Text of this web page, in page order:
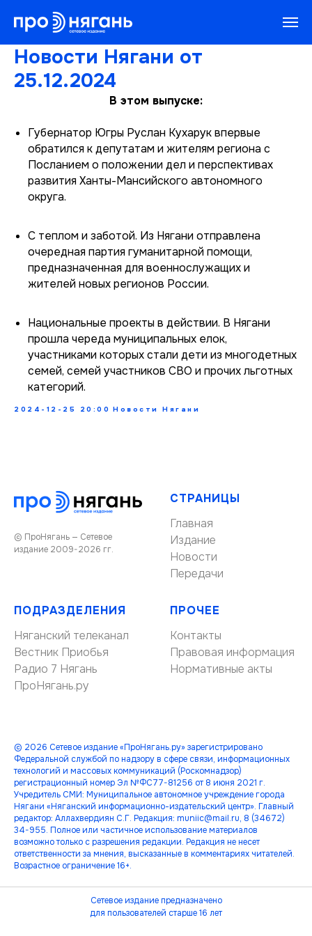
Новости Нягани от
25.12.2024
В этом выпуске:
Губернатор Югры Руслан Кухарук впервые
обратился к депутатам и жителям региона с
Посланием о положении дел и перспективах
развития Ханты-Мансийского автономного
округа.
С теплом и заботой. Из Нягани отправлена
очередная партия гуманитарной помощи,
предназначенная для военнослужащих и
жителей новых регионов России.
Национальные проекты в действии. В Нягани
прошла череда муниципальных елок,
участниками которых стали дети из многодетных
семей, семей участников СВО и прочих льготных
категорий.
2024-12-25 20:00 Новости Нягани
© ПроНягань — Сетевое
издание 2009-2026 гг.
СТРАНИЦЫ
Главная
Издание
Новости
Передачи
ПОДРАЗДЕЛЕНИЯ
Няганский телеканал
Вестник Приобья
Радио 7 Нягань
ПроНягань.ру
ПРОЧЕЕ
Контакты
Правовая информация
Нормативные акты
© 2026 Сетевое издание «ПроНягань.ру» зарегистрировано
Федеральной службой по надзору в сфере связи, информационных
технологий и массовых коммуникаций (Роскомнадзор)
регистрационный номер Эл №ФС77-81256 от 8 июня 2021 г.
Учредитель СМИ: Муниципальное автономное учреждение города
Нягани «Няганский информационно-издательский центр». Главный
редактор: Аллахвердиян С.Г. Редакция: muniic@mail.ru, 8 (34672)
34-955. Полное или частичное использование материалов
возможно только с разрешения редакции. Редакция не несет
ответственности за мнения, высказанные в комментариях читателей.
Возрастное ограничение 16+.
Сетевое издание предназначено
для пользователей старше 16 лет